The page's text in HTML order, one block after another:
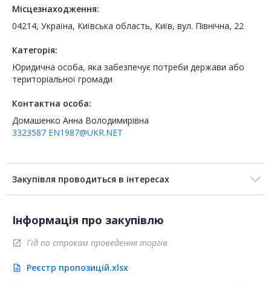
Місцезнаходження:
04214, Україна, Київська область, Київ, вул. Північна, 22
Категорія:
Юридична особа, яка забезпечує потреби держави або
територіальної громади
Контактна особа:
Домашенко Анна Володимирівна
3323587 EN1987@UKR.NET
Закупівля проводиться в інтересах
Інформація про закупівлю
open_in_new Гід по строкам проведення торгів
description Реєстр пропозицій.xlsx